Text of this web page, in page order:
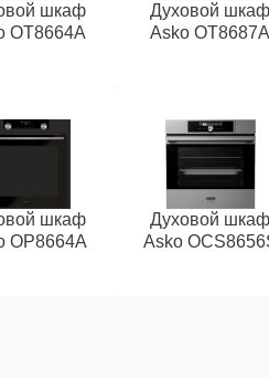
шкаф
OT8664A
Духовой шкаф
Asko OT8687A
шкаф
OP8664A
Духовой шкаф
Asko